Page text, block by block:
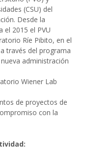
(CSU) del
Desde la
el 2015 el PVU
Ríe Pibito, en el
través del programa
administración
Wiener Lab
de proyectos de
con la